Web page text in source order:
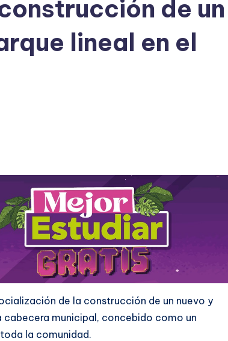
de un
lineal en el
de la construcción de un nuevo y
cabecera municipal, concebido como un
la comunidad.